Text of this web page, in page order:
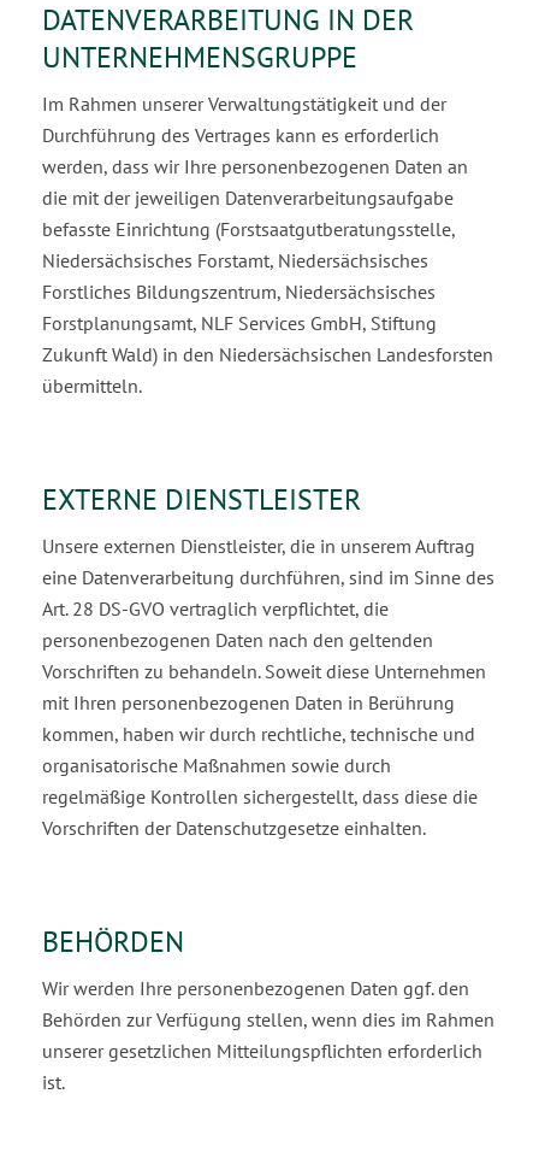
DATENVERARBEITUNG IN DER
UNTERNEHMENSGRUPPE
Im Rahmen unserer Verwaltungstätigkeit und der
Durchführung des Vertrages kann es erforderlich
werden, dass wir Ihre personenbezogenen Daten an
die mit der jeweiligen Datenverarbeitungsauf­gabe
befasste Einrichtung (Forstsaatgutberatungsstelle,
Niedersächsisches Forstamt, Niedersächsisches
Forstliches Bildungszent­rum, Niedersächsisches
Forstplanungsamt, NLF Services GmbH, Stiftung
Zukunft Wald) in den Nieder­sächsischen Landesforsten
übermitteln.
EXTERNE DIENSTLEISTER
Unsere externen Dienstleister, die in unserem Auftrag
eine Datenverarbeitung durchführen, sind im Sinne des
Art. 28 DS-GVO vertraglich verpflichtet, die
personenbezogenen Daten nach den geltenden
Vorschriften zu behandeln. Soweit diese Unternehmen
mit Ihren personenbezogenen Daten in Be­rührung
kommen, haben wir durch rechtliche, technische und
organisatorische Maßnahmen sowie durch
regelmäßige Kontrollen sichergestellt, dass diese die
Vorschriften der Datenschutzgesetze ein­halten.
BEHÖRDEN
Wir werden Ihre personenbezogenen Daten ggf. den
Behörden zur Verfügung stellen, wenn dies im Rahmen
unserer gesetzlichen Mitteilungspflichten erforderlich
ist.